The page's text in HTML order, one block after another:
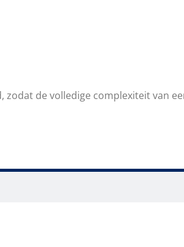
de volledige complexiteit van